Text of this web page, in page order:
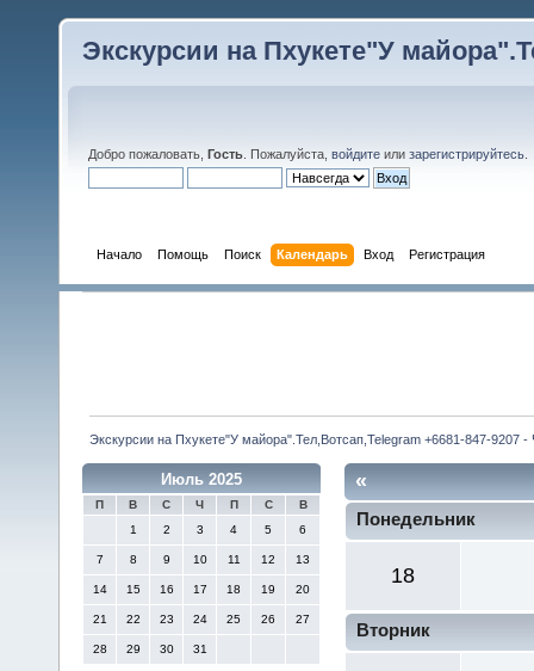
Экскурсии на Пхукете"У
Добро пожаловать, Гость . Пожалуйста, войдите или зарегистрируйтесь
Начало Помощь Поиск Календарь Вход Регистрация
Экскурсии на Пхукете"У майора".Тел,Вотсап,Telegram +6681-847-9207 -
Июль 2025
П В С Ч П С
В
1
2 3 4 5 6
7 8 9 10 11 12 13
14 15 16 17 18 19 20
21 22 23 24 25 26 27
28 29 30 31
«
Понедельник
18
Вторник